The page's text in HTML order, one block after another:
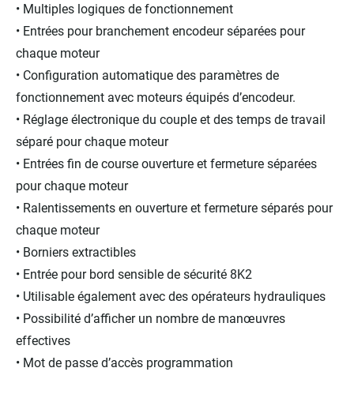
• Multiples logiques de fonctionnement
• Entrées pour branchement encodeur séparées pour
chaque moteur
• Configuration automatique des paramètres de
fonctionnement avec moteurs équipés d’encodeur.
• Réglage électronique du couple et des temps de travail
séparé pour chaque moteur
• Entrées fin de course ouverture et fermeture séparées
pour chaque moteur
• Ralentissements en ouverture et fermeture séparés pour
chaque moteur
• Borniers extractibles
• Entrée pour bord sensible de sécurité 8K2
• Utilisable également avec des opérateurs hydrauliques
• Possibilité d’afficher un nombre de manœuvres
effectives
• Mot de passe d’accès programmation